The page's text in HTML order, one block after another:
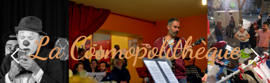
La Cosmopolithèque